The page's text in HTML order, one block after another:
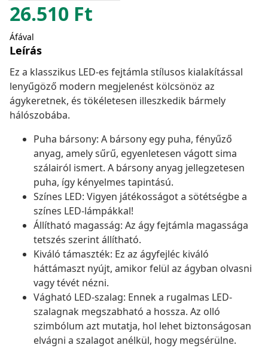
26.510 Ft
Áfával
Leírás
Ez a klasszikus LED-es fejtámla stílusos kialakítással
lenyűgöző modern megjelenést kölcsönöz az
ágykeretnek, és tökéletesen illeszkedik bármely
hálószobába.
Puha bársony: A bársony egy puha, fényűző
anyag, amely sűrű, egyenletesen vágott sima
szálairól ismert. A bársony anyag jellegzetesen
puha, így kényelmes tapintású.
Színes LED: Vigyen játékosságot a sötétségbe a
színes LED-lámpákkal!
Állítható magasság: Az ágy fejtámla magassága
tetszés szerint állítható.
Kiváló támaszték: Ez az ágyfejléc kiváló
háttámaszt nyújt, amikor felül az ágyban olvasni
vagy tévét nézni.
Vágható LED-szalag: Ennek a rugalmas LED-
szalagnak megszabható a hossza. Az olló
szimbólum azt mutatja, hol lehet biztonságosan
elvágni a szalagot anélkül, hogy megsérülne.